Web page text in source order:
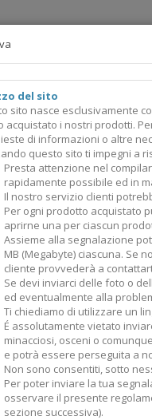
di utilizzare la seguente
altre necessità si prega
del sito
sito nasce esclusivamente
acquistato i nostri prodotti.
di informazioni o altre
questo sito ti impegni a
Presta attenzione nel
rapidamente possibile ed in
Il nostro servizio clienti
Per ogni prodotto acquistato
aprirne una per ciascun
Assieme alla segnalazione
MB (Megabyte) ciascuna. Se
cliente provvederà a
Se devi inviarci delle foto o
ed eventualmente alla
Ti chiediamo di utilizzare un
É assolutamente vietato
minacciosi, osceni o
e potrà essere perseguita a
Non sono consentiti, sotto
Per poter inviare la tua
osservare il presente
sezione successiva).